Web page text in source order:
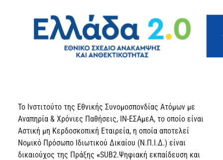
Το Ινστιτούτο της Εθνικής Συνομοσπονδίας Ατόμων με
Αναπηρία & Χρόνιες Παθήσεις, ΙΝ-ΕΣΑμεΑ, το οποίο είναι
Αστική μη Κερδοσκοπική Εταιρεία, η οποία αποτελεί
Νομικό Πρόσωπο Ιδιωτικού Δικαίου (Ν.Π.Ι.Δ.) είναι
δικαιούχος της Πράξης «SUB2.Ψηφιακή εκπαίδευση και